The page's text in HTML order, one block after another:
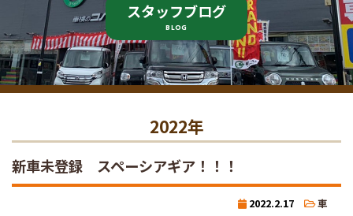
スタッフブログ
BLOG
2022年
新車未登録 スペーシアギア！！！
2022.2.17 車